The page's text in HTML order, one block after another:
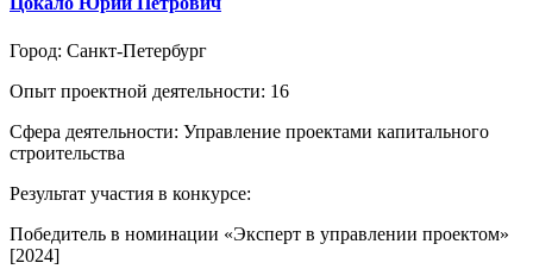
Город: Санкт-Петербург
Опыт проектной деятельности: 16
Сфера деятельности: Управление проектами капитального
строительства
Результат участия в конкурсе:
Победитель в номинации «Эксперт в управлении проектом»
[2024]